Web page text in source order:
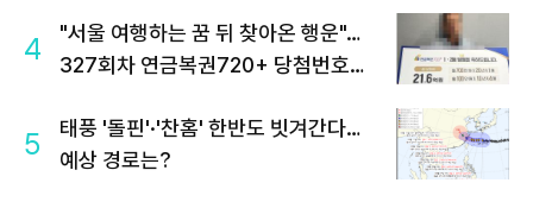
4
"서울 여행하는 꿈 뒤 찾아온 행운"…
327회차 연금복권720+ 당첨번호조
5
태풍 '돌핀'·'찬홈' 한반도 빗겨간다…
예상 경로는?